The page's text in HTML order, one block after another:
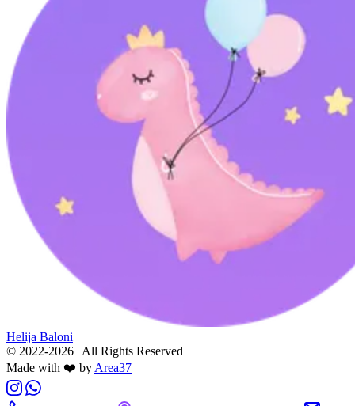
Helija Baloni
© 2022-2026 | All Rights Reserved
Made with ❤️ byArea37